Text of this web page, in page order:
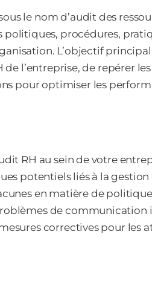
le nom d’audit des
politiques, procédures,
L’objectif
de l’entreprise, de repérer
pour optimiser les
RH au sein de votre
potentiels liés à la
en matière de
de communication
correctives pour les